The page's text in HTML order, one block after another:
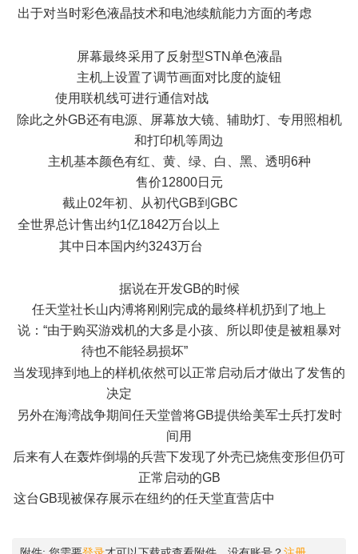
出于对当时彩色液晶技术和电池续航能力方面的考虑; y4 b&
屏幕最终采用了反射型STN单色液晶
主机上设置了调节画面对比度的旋钮
使用联机线可进行通信对战
除此之外GB还有电源、屏幕放大镜、辅助灯、专用照相机
和打印机等周边
主机基本颜色有红、黄、绿、白、黑、透明6种
售价12800日元
截止02年初、从初代GB到GBC
全世界总计售出约1亿1842万台以上
其中日本国内约3243万台
据说在开发GB的时候
任天堂社长山内溥将刚刚完成的最终样机扔到了地上
说：“由于购买游戏机的大多是小孩、所以即使是被粗暴对
待也不能轻易损坏”
当发现摔到地上的样机依然可以正常启动后才做出了发售的
决定
另外在海湾战争期间任天堂曾将GB提供给美军士兵打发时
间用
后来有人在轰炸倒塌的兵营下发现了外壳已烧焦变形但仍可
正常启动的GB
这台GB现被保存展示在纽约的任天堂直营店中